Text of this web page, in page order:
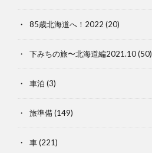
85歳北海道へ！2022 (20)
下みちの旅〜北海道編2021.10(50)
車泊 (3)
旅準備(149)
車(221)